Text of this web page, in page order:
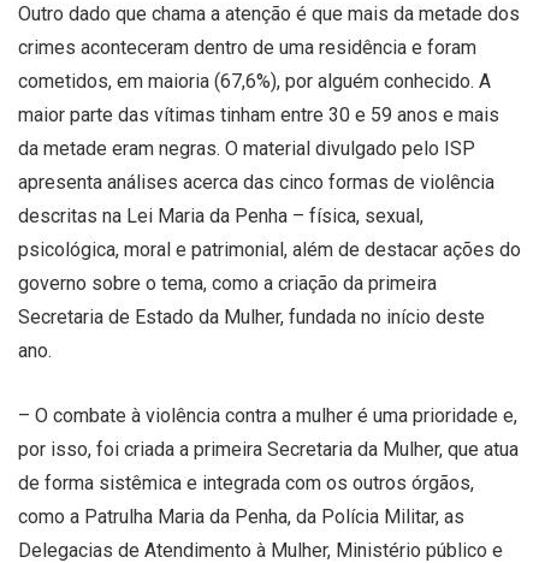
Outro dado que chama a atenção é que mais da metade dos
crimes aconteceram dentro de uma residência e foram
cometidos, em maioria (67,6%), por alguém conhecido. A
maior parte das vítimas tinham entre 30 e 59 anos e mais
da metade eram negras. O material divulgado pelo ISP
apresenta análises acerca das cinco formas de violência
descritas na Lei Maria da Penha – física, sexual,
psicológica, moral e patrimonial, além de destacar ações do
governo sobre o tema, como a criação da primeira
Secretaria de Estado da Mulher, fundada no início deste
ano.
– O combate à violência contra a mulher é uma prioridade e,
por isso, foi criada a primeira Secretaria da Mulher, que atua
de forma sistêmica e integrada com os outros órgãos,
como a Patrulha Maria da Penha, da Polícia Militar, as
Delegacias de Atendimento à Mulher, Ministério público e